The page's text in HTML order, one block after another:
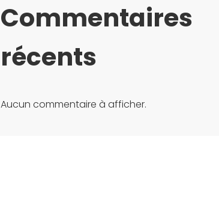
Commentaires
récents
Aucun commentaire à afficher.